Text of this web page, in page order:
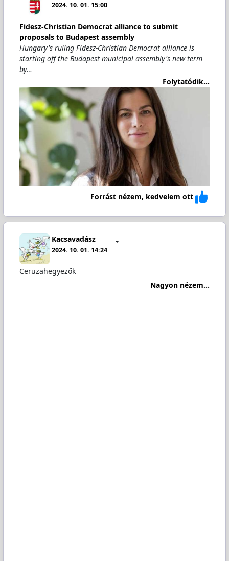
2024. 10. 01. 15:00
Fidesz-Christian Democrat alliance to submit
proposals to Budapest assembly
Hungary's ruling Fidesz-Christian Democrat alliance is
starting off the Budapest municipal assembly's new term
by…
Folytatódik...
Forrást nézem, kedvelem ott
Kacsavadász
2024. 10. 01. 14:24
Ceruzahegyezők
Nagyon nézem...